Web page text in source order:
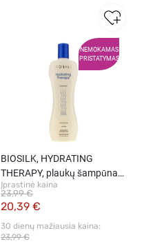
NEMOKAMAS
PRISTATYMAS
BIOSILK, HYDRATING
THERAPY, plaukų šampūnas,
355 ml
Įprastinė kaina
20,39 €
23,99 €
30 dienų mažiausia kaina:
23,99 €